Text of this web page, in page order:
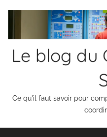
Le blog du
Ce qu'il faut savoir pour